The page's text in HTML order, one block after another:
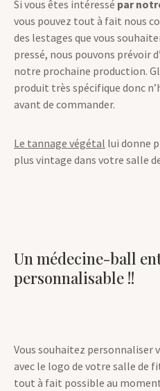
Si vous êtes intéressé par
vous pouvez tout à fait nous
des lestages que vous
pressé, nous pouvons prévoir
notre prochaine production.
produit très spécifique donc
avant de commander.
Le tannage végétal lui donne
plus vintage dans votre salle
Un médecine-ball
personnalisable !!
Vous souhaitez personnaliser
avec le logo de votre salle de
tout à fait possible au